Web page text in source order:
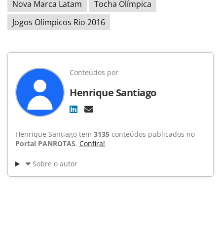
Nova Marca Latam
Tocha Olímpica
Jogos Olímpicos Rio 2016
Conteúdos por
Henrique Santiago
Henrique Santiago tem 3135 conteúdos publicados no
Portal PANROTAS. Confira!
Sobre o autor